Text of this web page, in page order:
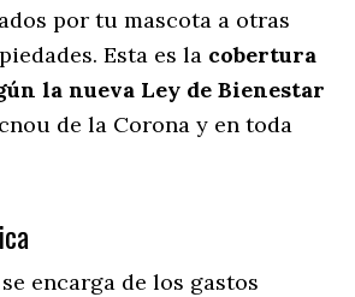
por tu mascota a otras
Esta es la cobertura
la nueva Ley de Bienestar
de la Corona y en toda
encarga de los gastos